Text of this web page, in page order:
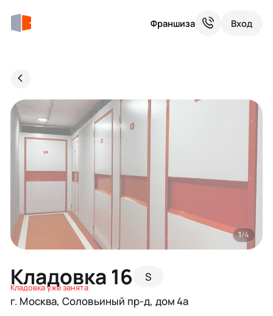
Франшиза Вход
Кладовка 16 S
Кладовка уже занята
г. Москва, Соловьиный пр-д, дом 4а
1/4